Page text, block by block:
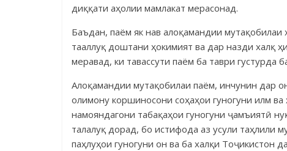
диққати аҳолии мамлакат мерасонад.
Баъдан, паём як нав алоқамандии
тааллуқ доштани ҳокимият ва дар назди халқ
мера­вад, ки тавассути паём ба таври
Алоқамандии мутақобилаи паём, инчунин дар
олимону коршиносони соҳаҳои гуногуни илм
намояндагони та­ба­қаҳои гуногуни ҷамъиятӣ
талалуқ дорад, бо истифода аз усули таҳлили
паҳлуҳои гуно­гуни он ва ба халқи